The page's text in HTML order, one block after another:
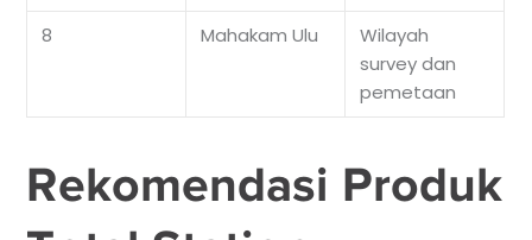
8
Mahakam Ulu
Wilayah
survey dan
pemetaan
Rekomendasi Produk